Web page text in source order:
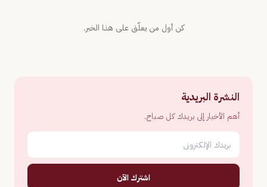
كن أول من يعلّق على هذا الخبر.
النشرة البريدية
أهم الأخبار إلى بريدك كل صباح.
اشترك الآن